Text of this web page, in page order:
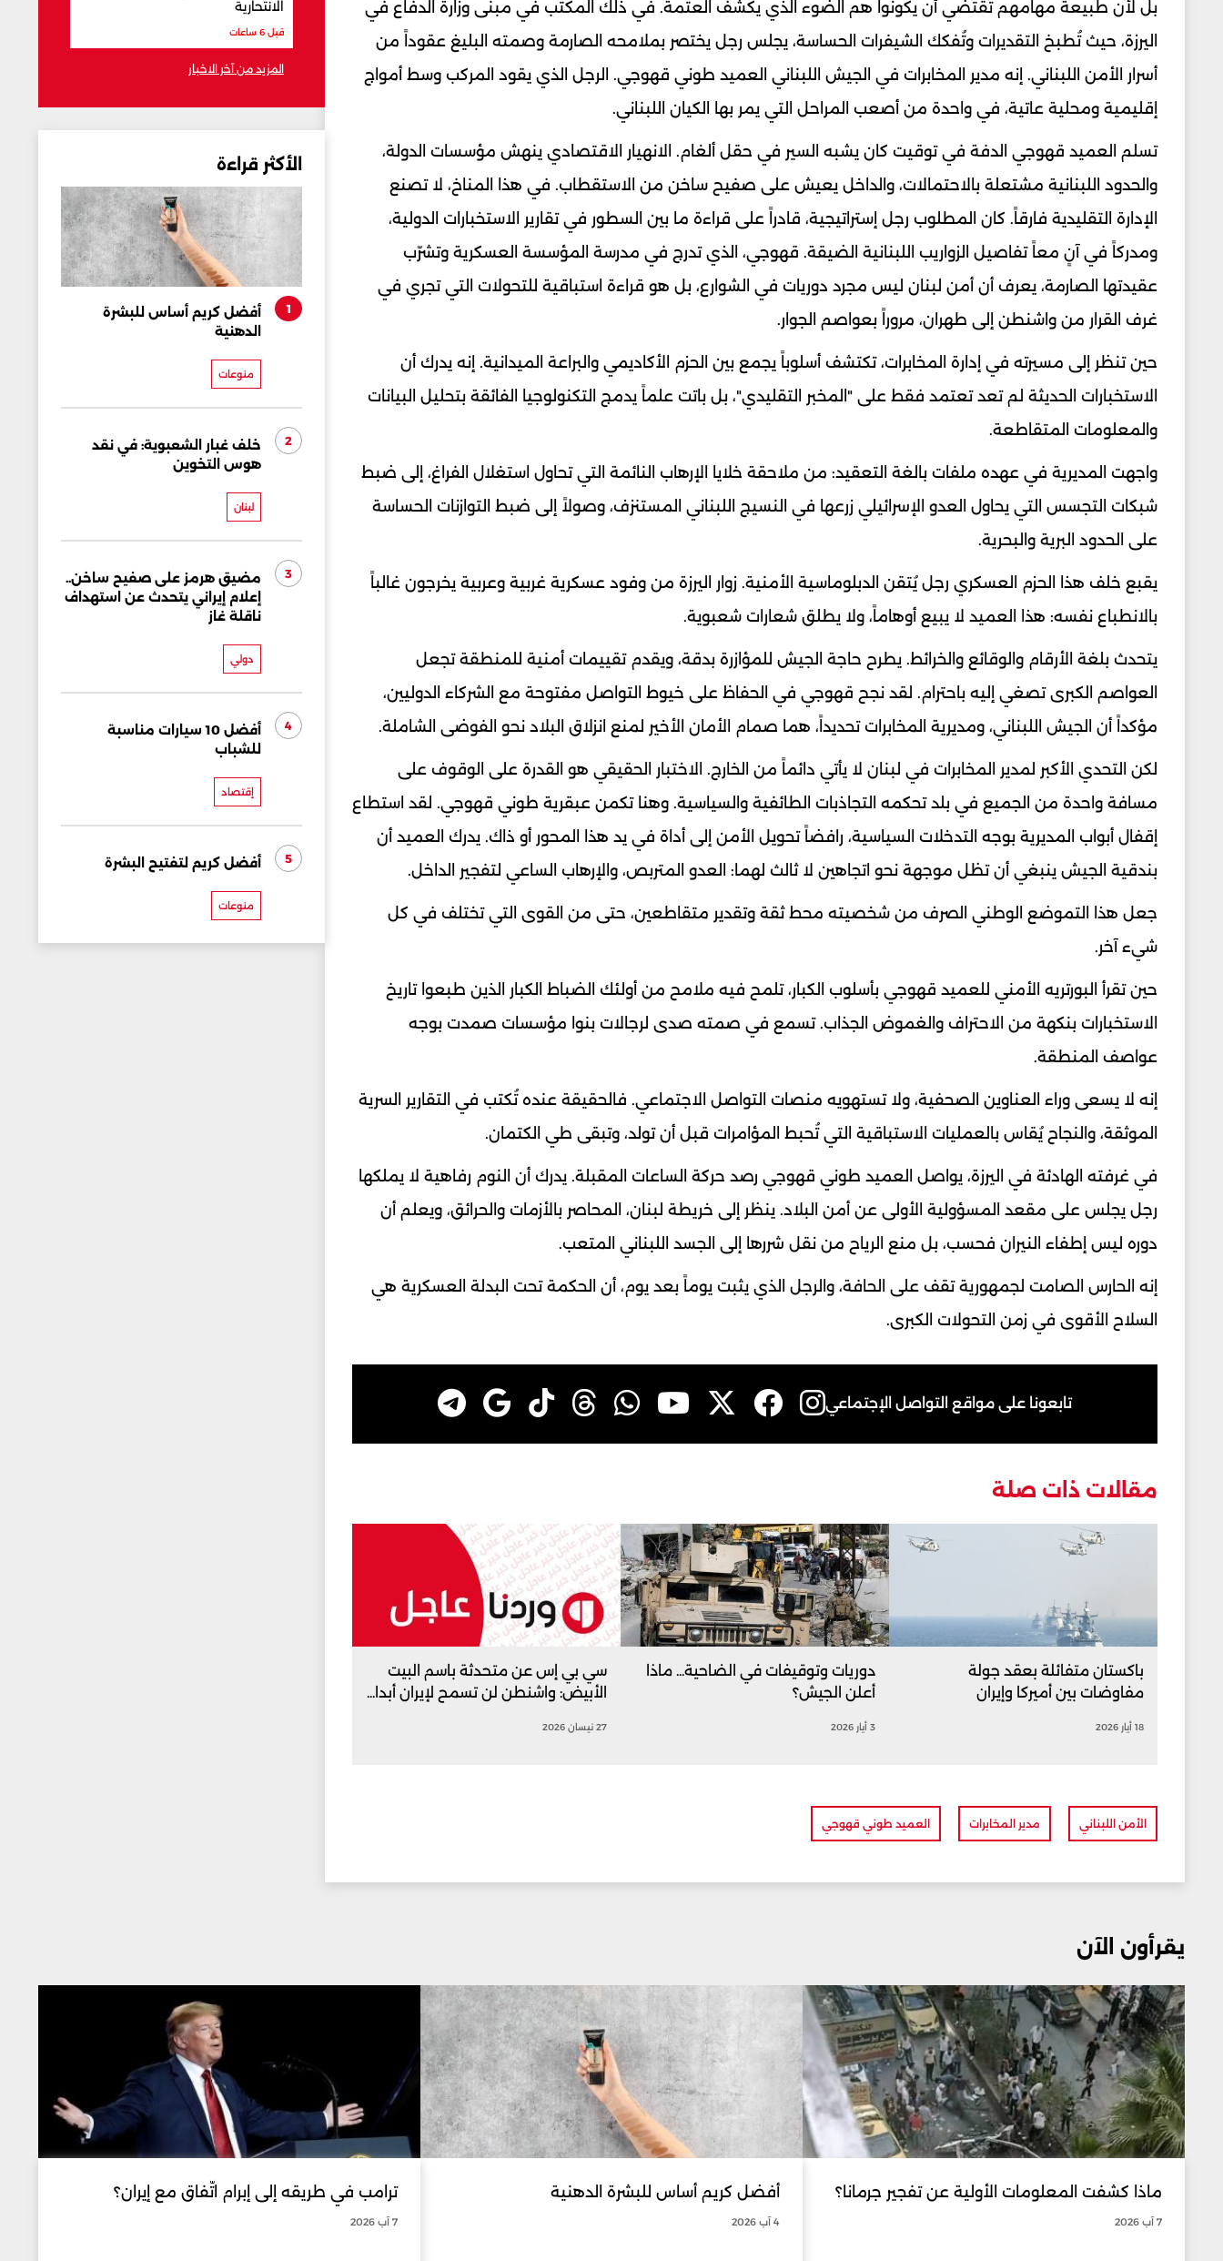
بل لأن طبيعة مهامهم تقتضي أن يكونوا هم الضوء الذي يكشف العتمة. في ذلك المكتب في مبنى وزارة الدفاع في
اليرزة، حيث تُطبخ التقديرات وتُفكك الشيفرات الحساسة، يجلس رجل يختصر بملامحه الصارمة وصمته البليغ عقوداً من
أسرار الأمن اللبناني. إنه مدير المخابرات في الجيش اللبناني العميد طوني قهوجي. الرجل الذي يقود المركب وسط أمواج
إقليمية ومحلية عاتية، في واحدة من أصعب المراحل التي يمر بها الكيان اللبناني.
تسلم العميد قهوجي الدفة في توقيت كان يشبه السير في حقل ألغام. الانهيار الاقتصادي ينهش مؤسسات الدولة،
والحدود اللبنانية مشتعلة بالاحتمالات، والداخل يعيش على صفيح ساخن من الاستقطاب. في هذا المناخ، لا تصنع
الإدارة التقليدية فارقاً. كان المطلوب رجل إستراتيجية، قادراً على قراءة ما بين السطور في تقارير الاستخبارات الدولية،
ومدركاً في آنٍ معاً تفاصيل الزواريب اللبنانية الضيقة. قهوجي، الذي تدرج في مدرسة المؤسسة العسكرية وتشرّب
عقيدتها الصارمة، يعرف أن أمن لبنان ليس مجرد دوريات في الشوارع، بل هو قراءة استباقية للتحولات التي تجري في
غرف القرار من واشنطن إلى طهران، مروراً بعواصم الجوار.
حين تنظر إلى مسيرته في إدارة المخابرات، تكتشف أسلوباً يجمع بين الحزم الأكاديمي والبراعة الميدانية. إنه يدرك أن
الاستخبارات الحديثة لم تعد تعتمد فقط على "المخبر التقليدي"، بل باتت علماً يدمج التكنولوجيا الفائقة بتحليل البيانات
والمعلومات المتقاطعة.
واجهت المديرية في عهده ملفات بالغة التعقيد: من ملاحقة خلايا الإرهاب النائمة التي تحاول استغلال الفراغ، إلى ضبط
شبكات التجسس التي يحاول العدو الإسرائيلي زرعها في النسيج اللبناني المستنزف، وصولاً إلى ضبط التوازنات الحساسة
على الحدود البرية والبحرية.
يقبع خلف هذا الحزم العسكري رجل يُتقن الدبلوماسية الأمنية. زوار اليرزة من وفود عسكرية غربية وعربية يخرجون غالباً
بالانطباع نفسه: هذا العميد لا يبيع أوهاماً، ولا يطلق شعارات شعبوية.
يتحدث بلغة الأرقام والوقائع والخرائط. يطرح حاجة الجيش للمؤازرة بدقة، ويقدم تقييمات أمنية للمنطقة تجعل
العواصم الكبرى تصغي إليه باحترام. لقد نجح قهوجي في الحفاظ على خيوط التواصل مفتوحة مع الشركاء الدوليين،
مؤكداً أن الجيش اللبناني، ومديرية المخابرات تحديداً، هما صمام الأمان الأخير لمنع انزلاق البلاد نحو الفوضى الشاملة.
لكن التحدي الأكبر لمدير المخابرات في لبنان لا يأتي دائماً من الخارج. الاختبار الحقيقي هو القدرة على الوقوف على
مسافة واحدة من الجميع في بلد تحكمه التجاذبات الطائفية والسياسية. وهنا تكمن عبقرية طوني قهوجي. لقد استطاع
إقفال أبواب المديرية بوجه التدخلات السياسية، رافضاً تحويل الأمن إلى أداة في يد هذا المحور أو ذاك. يدرك العميد أن
بندقية الجيش ينبغي أن تظل موجهة نحو اتجاهين لا ثالث لهما: العدو المتربص، والإرهاب الساعي لتفجير الداخل.
جعل هذا التموضع الوطني الصرف من شخصيته محط ثقة وتقدير متقاطعين، حتى من القوى التي تختلف في كل
شيء آخر.
حين تقرأ البورتريه الأمني للعميد قهوجي بأسلوب الكبار، تلمح فيه ملامح من أولئك الضباط الكبار الذين طبعوا تاريخ
الاستخبارات بنكهة من الاحتراف والغموض الجذاب. تسمع في صمته صدى لرجالات بنوا مؤسسات صمدت بوجه
عواصف المنطقة.
إنه لا يسعى وراء العناوين الصحفية، ولا تستهويه منصات التواصل الاجتماعي. فالحقيقة عنده تُكتب في التقارير السرية
الموثقة، والنجاح يُقاس بالعمليات الاستباقية التي تُحبط المؤامرات قبل أن تولد، وتبقى طي الكتمان.
في غرفته الهادئة في اليرزة، يواصل العميد طوني قهوجي رصد حركة الساعات المقبلة. يدرك أن النوم رفاهية لا يملكها
رجل يجلس على مقعد المسؤولية الأولى عن أمن البلاد. ينظر إلى خريطة لبنان، المحاصر بالأزمات والحرائق، ويعلم أن
دوره ليس إطفاء النيران فحسب، بل منع الرياح من نقل شررها إلى الجسد اللبناني المتعب.
إنه الحارس الصامت لجمهورية تقف على الحافة، والرجل الذي يثبت يوماً بعد يوم، أن الحكمة تحت البدلة العسكرية هي
السلاح الأقوى في زمن التحولات الكبرى.
تابعونا على مواقع التواصل الإجتماعي
مقالات ذات صلة
باكستان متفائلة بعقد جولة
مفاوضات بين أميركا وإيران
18 أيار 2026
دوريات وتوقيفات في الضاحية... ماذا
أعلن الجيش؟
3 أيار 2026
سي بي إس عن متحدثة باسم البيت
الأبيض: واشنطن لن تسمح لإيران أبدا...
27 نيسان 2026
الأمن اللبناني مدير المخابرات العميد طوني قهوجي
الانتحارية
قبل 6 ساعات
المزيد من آخر الاخبار
الأكثر قراءة
1
أفضل كريم أساس للبشرة
الدهنية
منوعات
2
خلف غبار الشعبوية: في نقد
هوس التخوين
لبنان
3
مضيق هرمز على صفيح ساخن..
إعلام إيراني يتحدث عن استهداف
ناقلة غاز
دولي
4
أفضل 10 سيارات مناسبة
للشباب
إقتصاد
5 أفضل كريم لتفتيح البشرة
منوعات
يقرأون الآن
ماذا كشفت المعلومات الأولية عن تفجير جرمانا؟
7 آب 2026
أفضل كريم أساس للبشرة الدهنية
4 آب 2026
ترامب في طريقه إلى إبرام اتّفاق مع إيران؟
7 آب 2026